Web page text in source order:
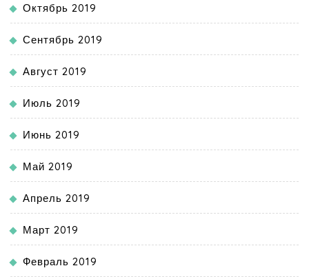
Октябрь 2019
Сентябрь 2019
Август 2019
Июль 2019
Июнь 2019
Май 2019
Апрель 2019
Март 2019
Февраль 2019